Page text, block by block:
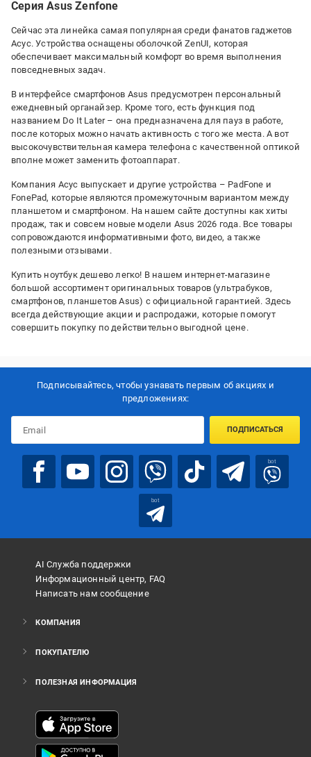
Серия Asus Zenfone
Сейчас эта линейка самая популярная среди фанатов гаджетов
Асус. Устройства оснащены оболочкой ZenUI, которая
обеспечивает максимальный комфорт во время выполнения
повседневных задач.
В интерфейсе смартфонов Asus предусмотрен персональный
ежедневный органайзер. Кроме того, есть функция под
названием Do It Later – она предназначена для пауз в работе,
после которых можно начать активность с того же места. А вот
высокочувствительная камера телефона с качественной оптикой
вполне может заменить фотоаппарат.
Компания Асус выпускает и другие устройства – PadFone и
FonePad, которые являются промежуточным вариантом между
планшетом и смартфоном. На нашем сайте доступны как хиты
продаж, так и совсем новые модели Asus 2026 года. Все товары
сопровождаются информативными фото, видео, а также
полезными отзывами.
Купить ноутбук дешево легко! В нашем интернет-магазине
большой ассортимент оригинальных товаров (ультрабуков,
смартфонов, планшетов Asus) с официальной гарантией. Здесь
всегда действующие акции и распродажи, которые помогут
совершить покупку по действительно выгодной цене.
Подписывайтесь, чтобы узнавать первым об акцияx и
предложениях:
ПОДПИСАТЬСЯ
bot
bot
AI Служба поддержки
Информационный центр, FAQ
Написать нам сообщение
КОМПАНИЯ
ПОКУПАТЕЛЮ
ПОЛЕЗНАЯ ИНФОРМАЦИЯ